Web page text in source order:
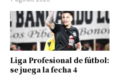
Liga Profesional de fútbol:
se juega la fecha 4